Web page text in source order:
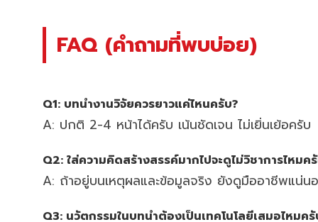
FAQ (คำถามที่พบบ่อย)
Q1: บทนำงานวิจัยควรยาวแค่ไหนครับ?
A: ปกติ 2-4 หน้าได้ครับ เน้นชัดเจน ไม่เยิ่นเย้อครับ
Q2: ใส่ความคิดสร้างสรรค์มากไปจะดูไม่วิชาการไหมค
A: ถ้าอยู่บนเหตุผลและข้อมูลจริง ยังดูมืออาชีพแน่น
Q3: นวัตกรรมในบทนำต้องเป็นเทคโนโลยีเสมอไหมครั